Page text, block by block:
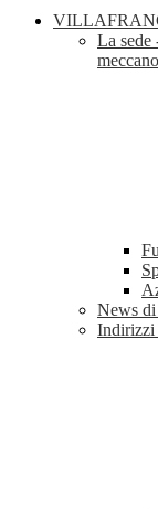
La sede
News di
Indirizzi